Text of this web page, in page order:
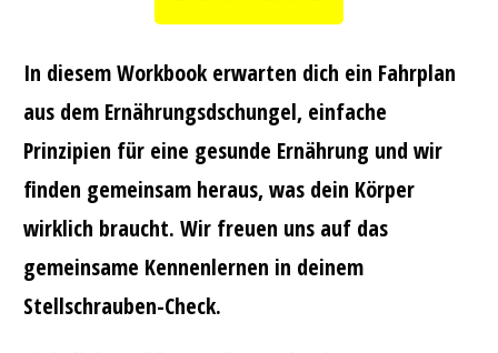
In diesem Workbook erwarten dich ein Fahrplan
aus dem Ernährungsdschungel, einfache
Prinzipien für eine gesunde Ernährung und wir
finden gemeinsam heraus, was dein Körper
wirklich braucht. Wir freuen uns auf das
gemeinsame Kennenlernen in deinem
Stellschrauben-Check.